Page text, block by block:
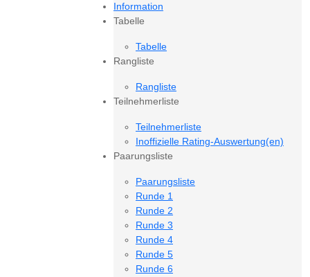
Information
Tabelle
Tabelle
Rangliste
Rangliste
Teilnehmerliste
Teilnehmerliste
Inoffizielle Rating-Auswertung(en)
Paarungsliste
Paarungsliste
Runde 1
Runde 2
Runde 3
Runde 4
Runde 5
Runde 6